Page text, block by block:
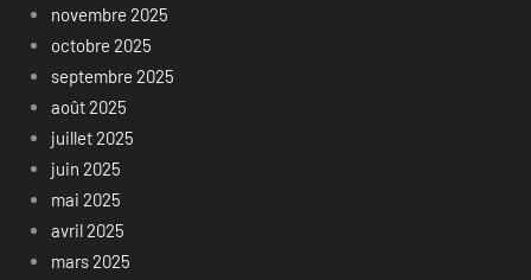
novembre 2025
octobre 2025
septembre 2025
août 2025
juillet 2025
juin 2025
mai 2025
avril 2025
mars 2025